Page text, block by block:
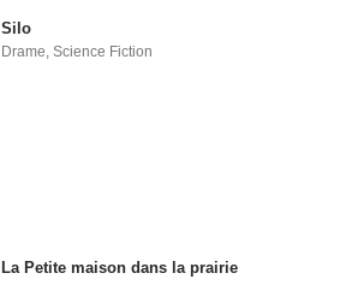
Silo
Drame,Science Fiction
La Petite maison dans la prairie